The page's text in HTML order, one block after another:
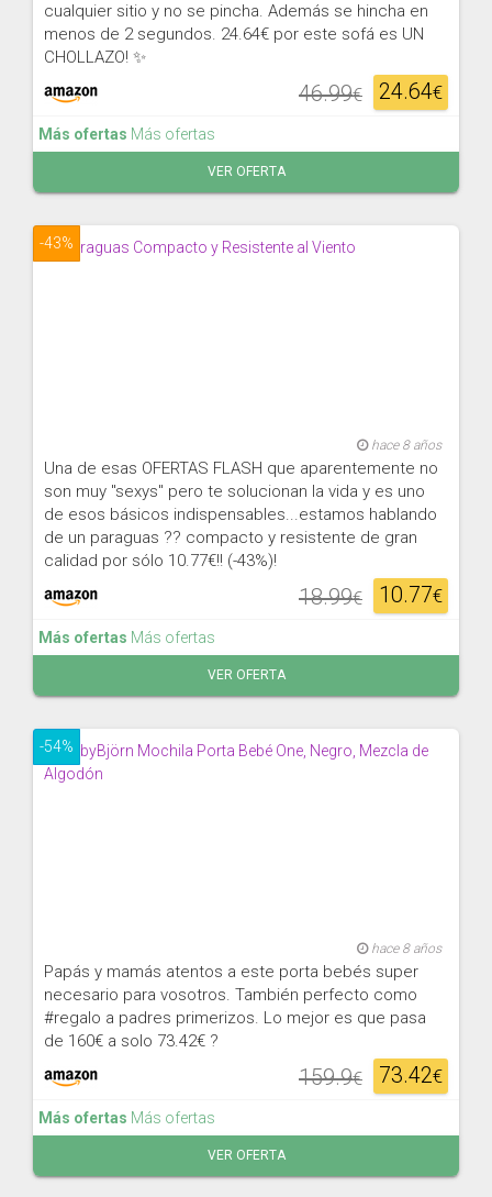
cualquier sitio y no se pincha. Además se hincha en
menos de 2 segundos. 24.64€ por este sofá es UN
CHOLLAZO! ✨
24.64€
46.99€
Más ofertas Más ofertas
VER OFERTA
-43%
hace 8 años
Una de esas OFERTAS FLASH que aparentemente no
son muy "sexys" pero te solucionan la vida y es uno
de esos básicos indispensables...estamos hablando
de un paraguas ?? compacto y resistente de gran
calidad por sólo 10.77€!! (-43%)!
10.77€
18.99€
Más ofertas Más ofertas
VER OFERTA
-54%
hace 8 años
Papás y mamás atentos a este porta bebés super
necesario para vosotros. También perfecto como
#regalo a padres primerizos. Lo mejor es que pasa
de 160€ a solo 73.42€ ?
73.42€
159.9€
Más ofertas Más ofertas
VER OFERTA